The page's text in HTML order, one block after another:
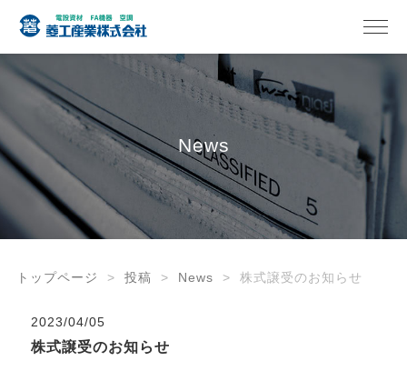
News
トップページ 投稿 News 株式譲受のお知らせ
2023/04/05
株式譲受のお知らせ